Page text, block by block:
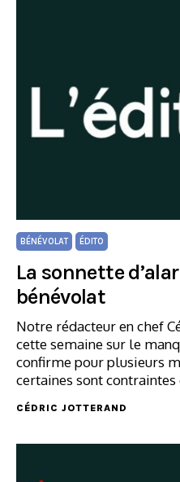
BÉNÉVOLAT ÉDITO
La sonnette
bénévolat
Notre rédacteur en chef
cette semaine sur le
confirme pour plusieurs
certaines sont
CÉDRIC JOTTERAND